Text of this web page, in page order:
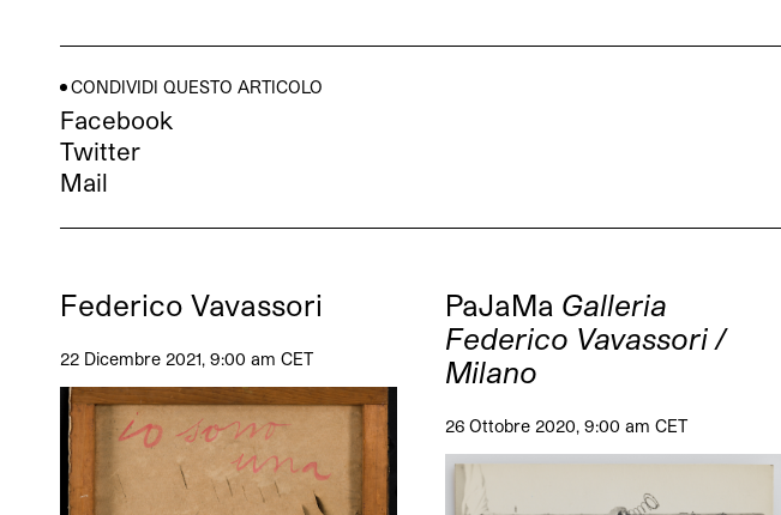
CONDIVIDI QUESTO ARTICOLO
Facebook
Twitter
Mail
Federico Vavassori
22 Dicembre 2021, 9:00 am CET
PaJaMa Galleria
Federico Vavassori /
Milano
26 Ottobre 2020, 9:00 am CET